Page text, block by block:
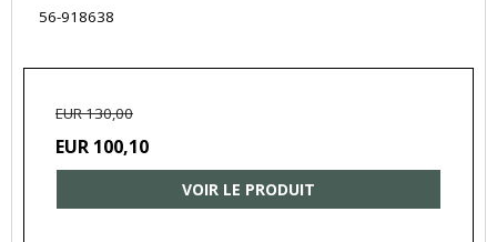
56-918638
EUR 130,00
EUR 100,10
VOIR LE PRODUIT